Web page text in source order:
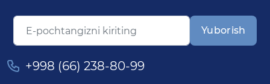
Yuborish
+998 (66) 238-80-99